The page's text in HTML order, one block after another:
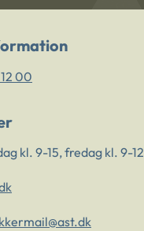
00
kl. 9-15, fredag kl. 9-12